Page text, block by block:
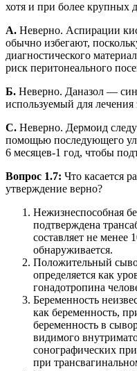
хотя и при более крупных
A. Неверно. Аспирации
обычно избегают,
диагностического
риск перитонеального
Б. Неверно. Даназол —
используемый для лечения
C. Неверно. Дермоид
помощью последующего
6 месяцев-1 год, чтобы
Вопрос 1.7: Что касается
утверждение верно?
Нежизнеспособная
подтверждена
составляет не менее
обнаруживается.
Положительный
определяется как
гонадотропина
Беременность
как беременность,
беременность в
видимого
сонографических
при